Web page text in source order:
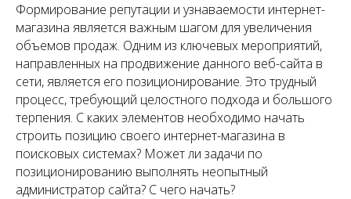
Формирование репутации и узнаваемости интернет-
магазина является важным шагом для увеличения
объемов продаж. Одним из ключевых мероприятий,
направленных на продвижение данного веб-сайта в
сети, является его позиционирование. Это трудный
процесс, требующий целостного подхода и большого
терпения. С каких элементов необходимо начать
строить позицию своего интернет-магазина в
поисковых системах? Может ли задачи по
позиционированию выполнять неопытный
администратор сайта? С чего начать?